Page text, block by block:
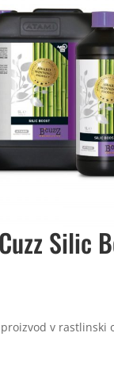
Silic
v rastlinski